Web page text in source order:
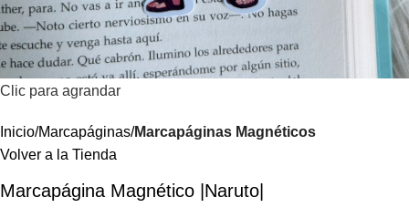
Clic para agrandar
Inicio Marcapáginas Marcapáginas Magnéticos
Volver a la Tienda
Marcapágina Magnético |Naruto|